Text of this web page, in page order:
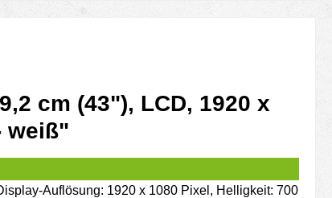
cm (43"), LCD, 1920 x
weiß"
Auflösung: 1920 x 1080 Pixel, Helligkeit: 700